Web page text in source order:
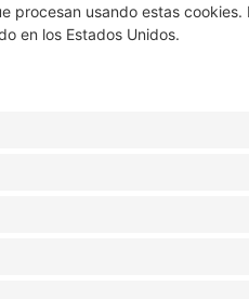
procesan usando estas
en los Estados Unidos.